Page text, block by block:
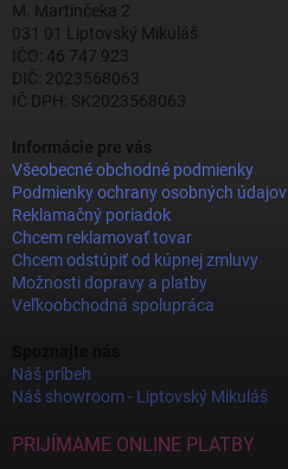
M. Martinčeka 2
031 01 Liptovský Mikuláš
IČO: 46 747 923
DIČ: 2023568063
IČ DPH: SK2023568063
Informácie pre vás
Všeobecné obchodné podmienky
Podmienky ochrany osobných údajov
Reklamačný poriadok
Chcem reklamovať tovar
Chcem odstúpiť od kúpnej zmluvy
Možnosti dopravy a platby
Veľkoobchodná spolupráca
Náš príbeh
Náš showroom - Liptovský Mikuláš
PRIJÍMAME ONLINE PLATBY